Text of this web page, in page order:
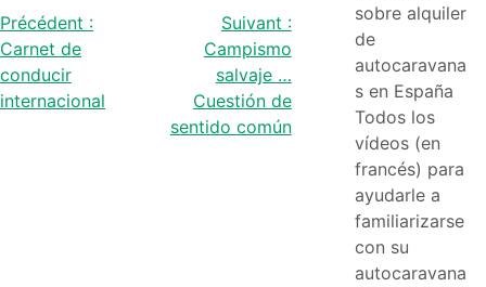
Navegación
de
entradas
Précédent :
Carnet de
conducir
internacional
Suivant :
Campismo
salvaje …
Cuestión de
sentido común
sobre alquiler
de
autocaravana
s en España
Todos los
vídeos (en
francés) para
ayudarle a
familiarizarse
con su
autocaravana